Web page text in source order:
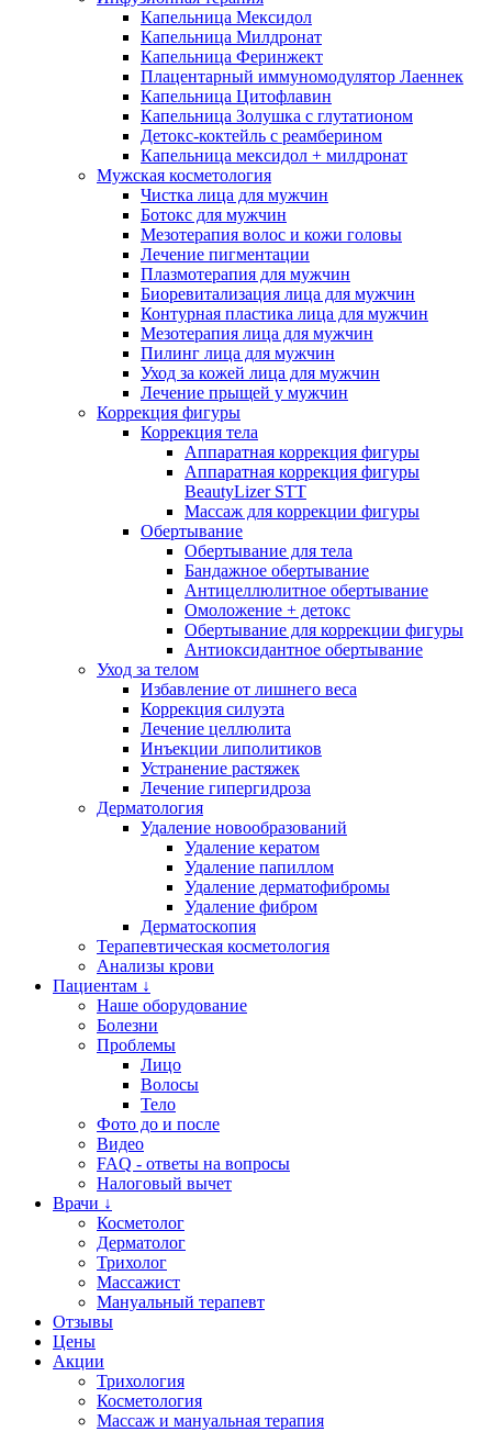
Капельница Мексидол
Капельница Милдронат
Капельница Феринжект
Плацентарный иммуномодулятор Лаеннек
Капельница Цитофлавин
Капельница Золушка с глутатионом
Детокс-коктейль с реамберином
Капельница мексидол + милдронат
Мужская косметология
Чистка лица для мужчин
Ботокс для мужчин
Мезотерапия волос и кожи головы
Лечение пигментации
Плазмотерапия для мужчин
Биоревитализация лица для мужчин
Контурная пластика лица для мужчин
Мезотерапия лица для мужчин
Пилинг лица для мужчин
Уход за кожей лица для мужчин
Лечение прыщей у мужчин
Коррекция фигуры
Коррекция тела
Аппаратная коррекция фигуры
Аппаратная коррекция фигуры
BeautyLizer STT
Массаж для коррекции фигуры
Обертывание
Обертывание для тела
Бандажное обертывание
Антицеллюлитное обертывание
Омоложение + детокс
Обертывание для коррекции фигуры
Антиоксидантное обертывание
Уход за телом
Избавление от лишнего веса
Коррекция силуэта
Лечение целлюлита
Инъекции липолитиков
Устранение растяжек
Лечение гипергидроза
Дерматология
Удаление новообразований
Удаление кератом
Удаление папиллом
Удаление дерматофибромы
Удаление фибром
Дерматоскопия
Терапевтическая косметология
Анализы крови
Пациентам ↓
Наше оборудование
Болезни
Проблемы
Лицо
Волосы
Тело
Фото до и после
Видео
FAQ - ответы на вопросы
Налоговый вычет
Врачи ↓
Косметолог
Дерматолог
Трихолог
Массажист
Мануальный терапевт
Отзывы
Цены
Акции
Трихология
Косметология
Массаж и мануальная терапия